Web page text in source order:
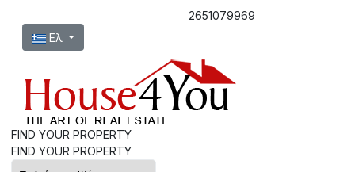
2651079969
Επιλέξτε τη γλώσσα σας
Ελ
FIND YOUR PROPERTY
FIND YOUR PROPERTY